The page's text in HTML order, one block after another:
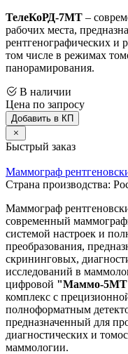
ТелеКоРД-7МТ –
рабочих места,
рентгенографических и
том числе в режимах
панорамирования.
В наличии
Цена по запросу
Добавить в КП
Быстрый заказ
Маммограф
Страна производства:
Маммограф
современный
системой настроек и
преобразования,
скрининговых,
исследований в
цифровой "Маммо-
комплекс с
полноформатным
предназначенный для
диагностических и
маммологии.